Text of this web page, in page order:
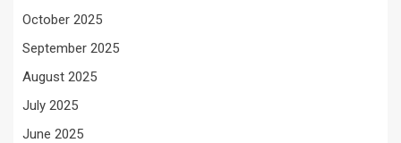
October 2025
September 2025
August 2025
July 2025
June 2025